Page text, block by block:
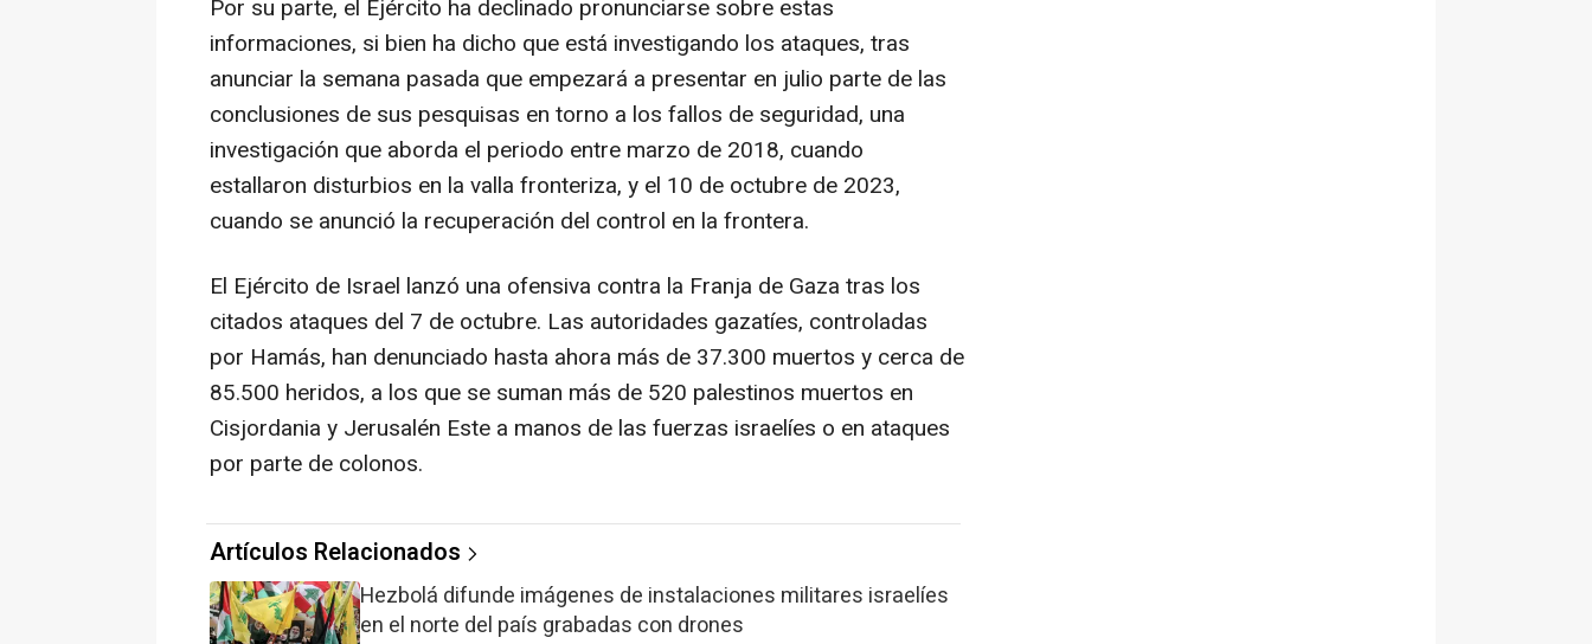
Por su parte, el Ejército ha declinado pronunciarse sobre estas
informaciones, si bien ha dicho que está investigando los ataques, tras
anunciar la semana pasada que empezará a presentar en julio parte de las
conclusiones de sus pesquisas en torno a los fallos de seguridad, una
investigación que aborda el periodo entre marzo de 2018, cuando
estallaron disturbios en la valla fronteriza, y el 10 de octubre de 2023,
cuando se anunció la recuperación del control en la frontera.
El Ejército de Israel lanzó una ofensiva contra la Franja de Gaza tras los
citados ataques del 7 de octubre. Las autoridades gazatíes, controladas
por Hamás, han denunciado hasta ahora más de 37.300 muertos y cerca de
85.500 heridos, a los que se suman más de 520 palestinos muertos en
Cisjordania y Jerusalén Este a manos de las fuerzas israelíes o en ataques
por parte de colonos.
Artículos Relacionados
Hezbolá difunde imágenes de instalaciones militares israelíes
en el norte del país grabadas con drones